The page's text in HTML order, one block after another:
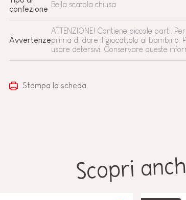
confezione
Bella scatola chiusa
Avvertenze
ATTENZIONE! Contiene piccole parti.
prima di dare il giocattolo al bambino.
usare detersivi. Conservare queste
Stampa la scheda
Scopri